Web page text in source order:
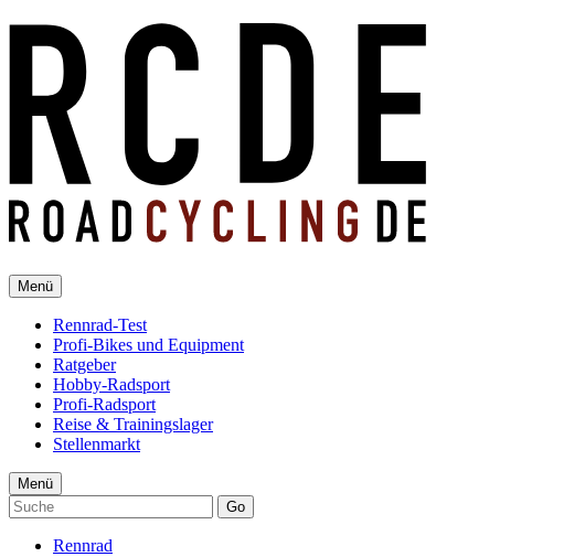
Menü
Rennrad-Test
Profi-Bikes und Equipment
Ratgeber
Hobby-Radsport
Profi-Radsport
Reise & Trainingslager
Stellenmarkt
Menü
Go
Rennrad